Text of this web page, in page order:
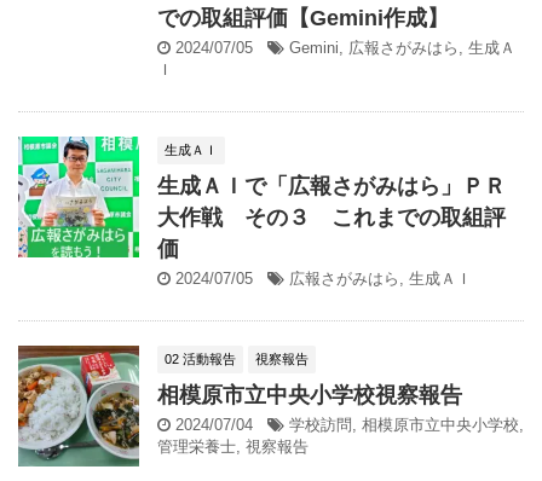
での取組評価【Gemini作成】
2024/07/05 Gemini, 広報さがみはら , 生成Ａ
Ｉ
生成ＡＩ
生成ＡＩで「広報さがみはら」ＰＲ
大作戦 その３ これまでの取組評
価
2024/07/05 広報さがみはら , 生成ＡＩ
02 活動報告 視察報告
相模原市立中央小学校視察報告
2024/07/04 学校訪問 , 相模原市立中央小学校,
管理栄養士, 視察報告